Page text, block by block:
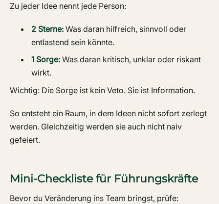
Zu jeder Idee nennt jede Person:
2 Sterne: Was daran hilfreich, sinnvoll oder
entlastend sein könnte.
1 Sorge: Was daran kritisch, unklar oder riskant
wirkt.
Wichtig: Die Sorge ist kein Veto. Sie ist Information.
So entsteht ein Raum, in dem Ideen nicht sofort zerlegt
werden. Gleichzeitig werden sie auch nicht naiv
gefeiert.
Mini-Checkliste für Führungskräfte
Bevor du Veränderung ins Team bringst, prüfe: